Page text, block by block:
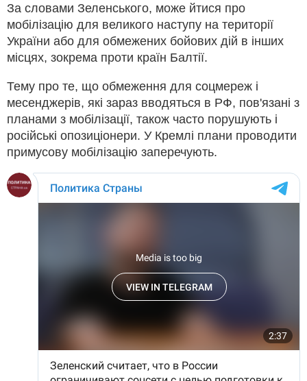
За словами Зеленського, може йтися про
мобілізацію для великого наступу на території
України або для обмежених бойових дій в інших
місцях, зокрема проти країн Балтії.
Тему про те, що обмеження для соцмереж і
месенджерів, які зараз вводяться в РФ, пов'язані з
планами з мобілізації, також часто порушують і
російські опозиціонери. У Кремлі плани проводити
примусову мобілізацію заперечують.